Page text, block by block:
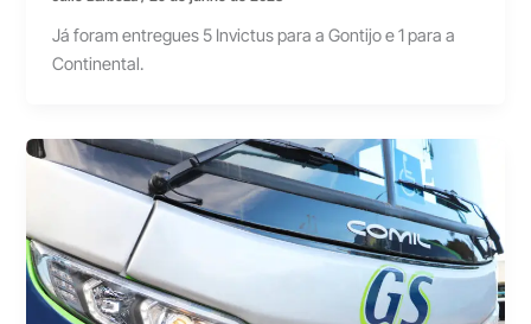
Já foram entregues 5 Invictus para a Gontijo e 1 para a
Continental.